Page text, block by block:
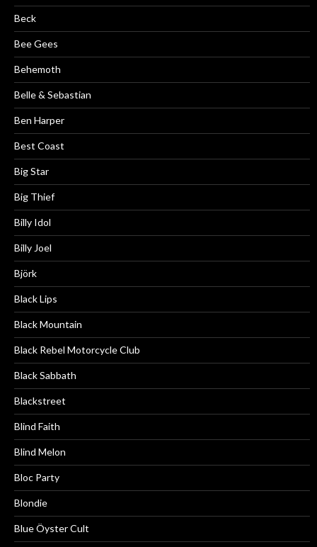
Beck
Bee Gees
Behemoth
Belle & Sebastian
Ben Harper
Best Coast
Big Star
Big Thief
Billy Idol
Billy Joel
Björk
Black Lips
Black Mountain
Black Rebel Motorcycle Club
Black Sabbath
Blackstreet
Blind Faith
Blind Melon
Bloc Party
Blondie
Blue Öyster Cult